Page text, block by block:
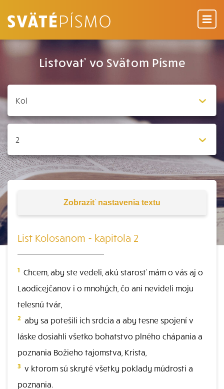
Listovať vo Svätom Písme
Zobraziť nastavenia textu
List Kolosanom - kapitola 2
1 Chcem, aby ste vedeli, akú starosť mám o vás aj o
Laodicejčanov i o mnohých, čo ani nevideli moju
telesnú tvár,
2 aby sa potešili ich srdcia a aby tesne spojení v
láske dosiahli všetko bohatstvo plného chápania a
poznania Božieho tajomstva, Krista,
3 v ktorom sú skryté všetky poklady múdrosti a
poznania.